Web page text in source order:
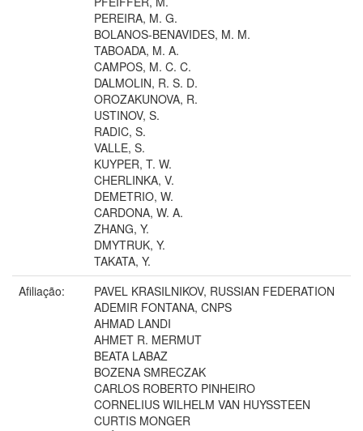
PEREIRA, M. G.
BOLANOS-BENAVIDES, M. M.
TABOADA, M. A.
CAMPOS, M. C. C.
DALMOLIN, R. S. D.
OROZAKUNOVA, R.
USTINOV, S.
RADIC, S.
VALLE, S.
KUYPER, T. W.
CHERLINKA, V.
DEMETRIO, W.
CARDONA, W. A.
ZHANG, Y.
DMYTRUK, Y.
TAKATA, Y.
Afiliação:
PAVEL KRASILNIKOV, RUSSIAN FEDERATION
ADEMIR FONTANA, CNPS
AHMAD LANDI
AHMET R. MERMUT
BEATA LABAZ
BOZENA SMRECZAK
CARLOS ROBERTO PINHEIRO
CORNELIUS WILHELM VAN HUYSSTEEN
CURTIS MONGER